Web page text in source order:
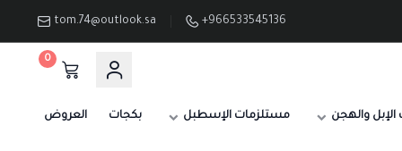
+966533545136
tom.74@outlook.sa
0
والهجن مستلزمات الإسطبل بكجات العروض